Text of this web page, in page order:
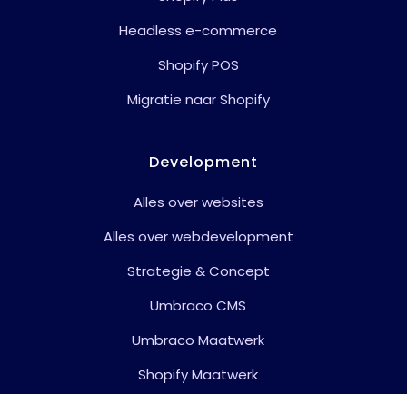
Headless e-commerce
Shopify POS
Migratie naar Shopify
Development
Alles over websites
Alles over webdevelopment
Strategie & Concept
Umbraco CMS
Umbraco Maatwerk
Shopify Maatwerk